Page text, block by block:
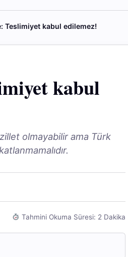
Teslimiyet kabul edilemez!
kabul
olmayabilir ama Türk
Tahmini Okuma Süresi: 2 Dakika